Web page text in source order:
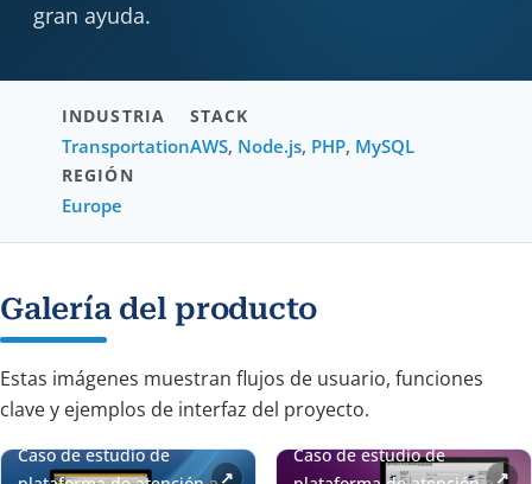
gran ayuda.
INDUSTRIA
Transportation
STACK
AWS, Node.js, PHP, MySQL
REGIÓN
Europe
Galería del producto
Estas imágenes muestran flujos de usuario, funciones
clave y ejemplos de interfaz del proyecto.